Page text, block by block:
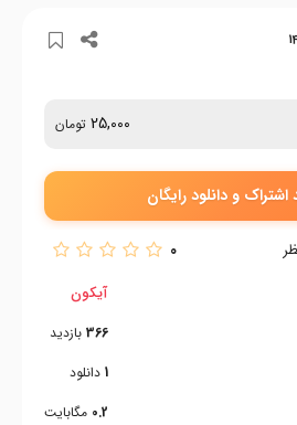
25,000 تومان
و دانلود رایگان
0
آیکون
366 بازدید
1 دانلود
0.2 مگابایت